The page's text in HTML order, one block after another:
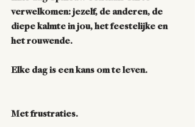
verwelkomen: jezelf, de anderen, de
diepe kalmte in jou, het feestelijke en
het rouwende.
Elke dag is een kans om te leven.
Met frustraties.